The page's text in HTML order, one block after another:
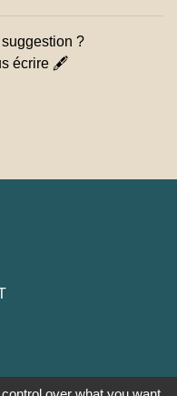
?
écrire 🖋